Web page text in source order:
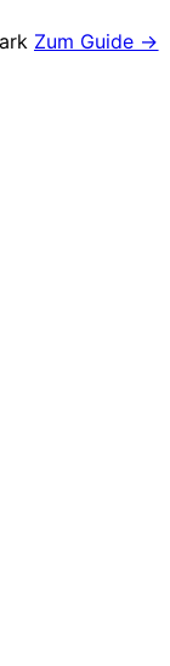
Zum Guide →